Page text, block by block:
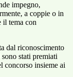
impegno,
a coppie o in
il tema con
dal riconoscimento
stati premiati
concorso insieme ai